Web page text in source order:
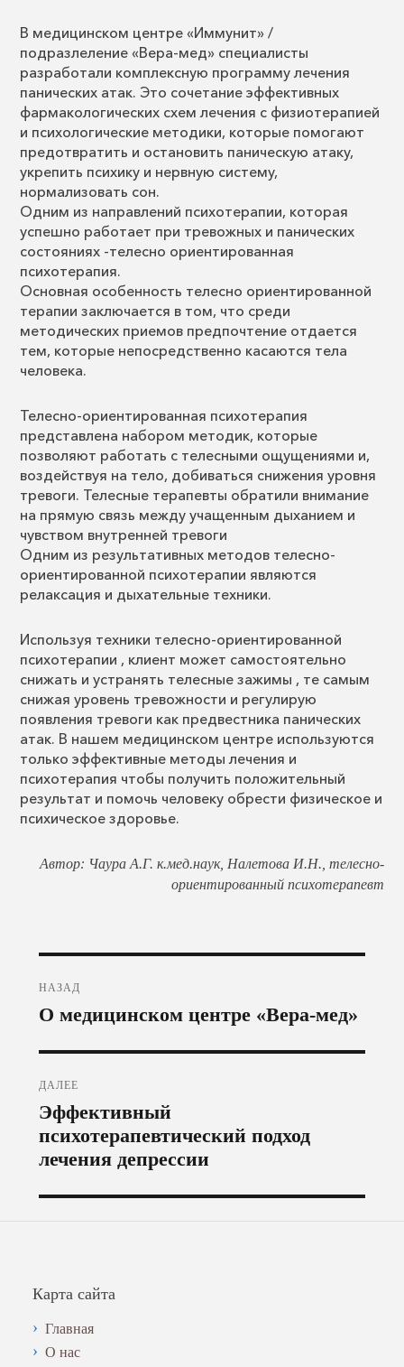
В медицинском центре «Иммунит» /
подразлеление «Вера-мед» специалисты
разработали комплексную программу лечения
панических атак. Это сочетание эффективных
фармакологических схем лечения с физиотерапией
и психологические методики, которые помогают
предотвратить и остановить паническую атаку,
укрепить психику и нервную систему,
нормализовать сон.
Одним из направлений психотерапии, которая
успешно работает при тревожных и панических
состояниях -телесно ориентированная
психотерапия.
Основная особенность телесно ориентированной
терапии заключается в том, что среди
методических приемов предпочтение отдается
тем, которые непосредственно касаются тела
человека.
Телесно-ориентированная психотерапия
представлена набором методик, которые
позволяют работать с телесными ощущениями и,
воздействуя на тело, добиваться снижения уровня
тревоги. Телесные терапевты обратили внимание
на прямую связь между учащенным дыханием и
чувством внутренней тревоги
Одним из результативных методов телесно-
ориентированной психотерапии являются
релаксация и дыхательные техники.
Используя техники телесно-ориентированной
психотерапии , клиент может самостоятельно
снижать и устранять телесные зажимы , те самым
снижая уровень тревожности и регулирую
появления тревоги как предвестника панических
атак. В нашем медицинском центре используются
только эффективные методы лечения и
психотерапия чтобы получить положительный
результат и помочь человеку обрести физическое и
психическое здоровье.
Автор: Чаура А.Г. к.мед.наук, Налетова И.Н., телесно-
ориентированный психотерапевт
по
НАЗАД
Предыдущая
запись:
О медицинском центре «Вера-мед»
ДАЛЕЕ
Следующая
запись:
Эффективный
психотерапевтический подход
лечения депрессии
Карта сайта
Главная
О нас